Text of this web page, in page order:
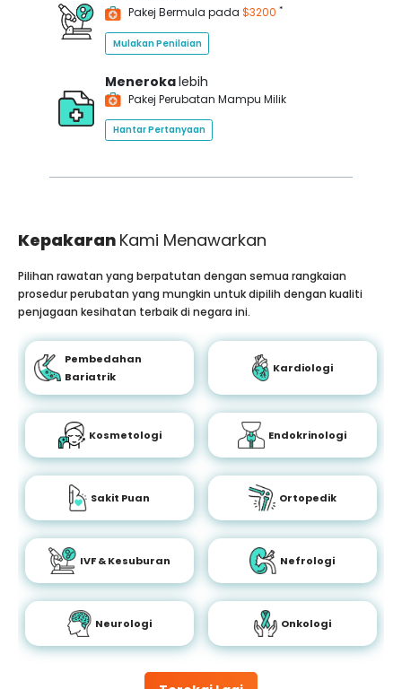
Pakej Bermula pada $3200 *
Mulakan Penilaian
Menerokalebih
Pakej Perubatan Mampu Milik
Hantar Pertanyaan
Kepakaran Kami Menawarkan
Pilihan rawatan yang berpatutan dengan semua rangkaian
prosedur perubatan yang mungkin untuk dipilih dengan kualiti
penjagaan kesihatan terbaik di negara ini.
Pembedahan
Bariatrik
Kardiologi
Kosmetologi Endokrinologi
Sakit Puan Ortopedik
IVF & Kesuburan Nefrologi
Neurologi Onkologi